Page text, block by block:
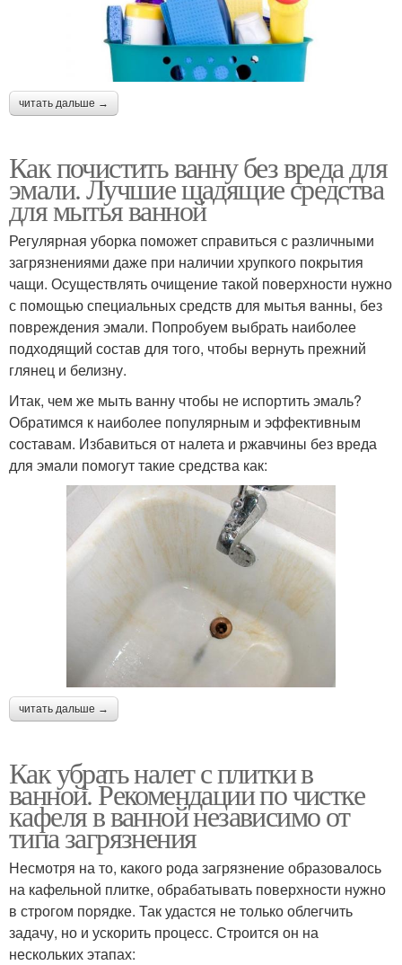
читать дальше →
Как почистить ванну без вреда для
эмали. Лучшие щадящие средства
для мытья ванной
Регулярная уборка поможет справиться с различными
загрязнениями даже при наличии хрупкого покрытия
чащи. Осуществлять очищение такой поверхности нужно
с помощью специальных средств для мытья ванны, без
повреждения эмали. Попробуем выбрать наиболее
подходящий состав для того, чтобы вернуть прежний
глянец и белизну.
Итак, чем же мыть ванну чтобы не испортить эмаль?
Обратимся к наиболее популярным и эффективным
составам. Избавиться от налета и ржавчины без вреда
для эмали помогут такие средства как:
читать дальше →
Как убрать налет с плитки в
ванной. Рекомендации по чистке
кафеля в ванной независимо от
типа загрязнения
Несмотря на то, какого рода загрязнение образовалось
на кафельной плитке, обрабатывать поверхности нужно
в строгом порядке. Так удастся не только облегчить
задачу, но и ускорить процесс. Строится он на
нескольких этапах: